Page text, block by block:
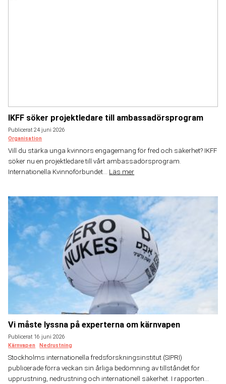
IKFF söker projektledare till ambassadörsprogram
Publicerat 24 juni 2026
Organisation
Vill du stärka unga kvinnors engagemang för fred och säkerhet? IKFF
söker nu en projektledare till vårt ambassadörsprogram.
Internationella Kvinnoförbundet... Läs mer
Vi måste lyssna på experterna om kärnvapen
Publicerat 16 juni 2026
Kärnvapen
Nedrustning
Stockholms internationella fredsforskningsinstitut (SIPRI)
publicerade förra veckan sin årliga bedömning av tillståndet för
upprustning, nedrustning och internationell säkerhet. I rapporten...